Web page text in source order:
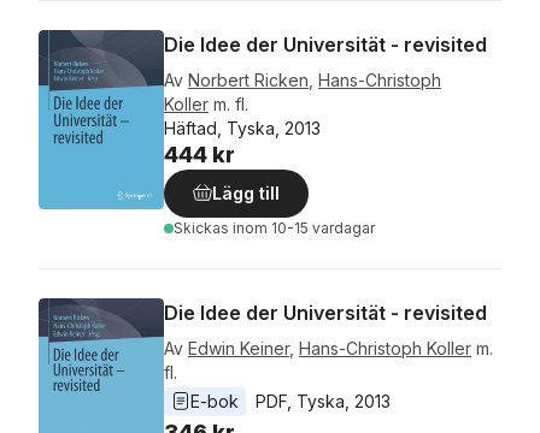
Die Idee der Universität - revisited
Av Norbert Ricken Hans-Christoph
Koller m. fl.
Häftad, Tyska, 2013
444 kr
Lägg till
Skickas inom 10-15 vardagar
Die Idee der Universität - revisited
Av Edwin Keiner, Hans-Christoph Koller m.
fl.
E-bok
PDF Tyska 2013